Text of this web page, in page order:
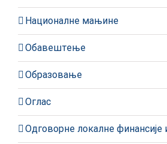
Националне мањине
Обавештење
Образовање
Оглас
Одговорне локалне финансије